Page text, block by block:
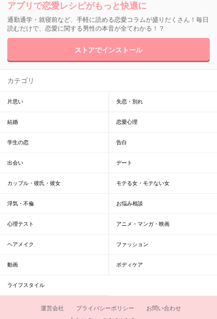
アプリで恋愛レシピがもっと快適に
通勤通学・就寝前など、手軽に読める恋愛コラムが盛りだくさん！毎日
読むだけで、恋愛に関する男性の本音が全てわかる！？
ストアでインストール
カテゴリ
片思い 失恋・別れ
結婚 恋愛心理
学生の恋 告白
出会い デート
カップル・彼氏・彼女 モテる女・モテない女
浮気・不倫 お悩み相談
心理テスト アニメ・マンガ・映画
ヘアメイク ファッション
動画 ボディケア
ライフスタイル
運営会社 プライバシーポリシー お問い合わせ